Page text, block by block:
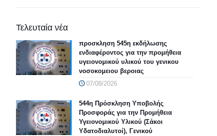
Τελευταία νέα
προσκληση 545η εκδήλωσης
ενδιαφέροντος για την προμήθεια
υγειονομικού υλικού του γενικου
νοσοκομειου βεροιας
07/08/2026
544η Πρόσκληση Υποβολής
Προσφοράς για την Προμήθεια
Υγειονομικού Υλικού (Σάκοι
Υδατοδιαλυτοί), Γενικού